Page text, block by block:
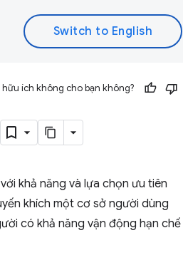
ích không cho bạn không?
khả năng và lựa chọn ưu tiên
khích một cơ sở người dùng
có khả năng vận động hạn chế